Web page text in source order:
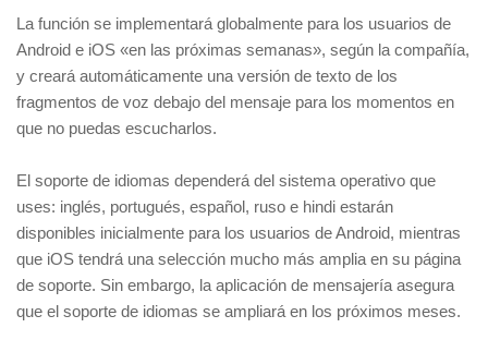
La función se implementará globalmente para los usuarios de
Android e iOS «en las próximas semanas», según la compañía,
y creará automáticamente una versión de texto de los
fragmentos de voz debajo del mensaje para los momentos en
que no puedas escucharlos.
El soporte de idiomas dependerá del sistema operativo que
uses: inglés, portugués, español, ruso e hindi estarán
disponibles inicialmente para los usuarios de Android, mientras
que iOS tendrá una selección mucho más amplia en su página
de soporte. Sin embargo, la aplicación de mensajería asegura
que el soporte de idiomas se ampliará en los próximos meses.